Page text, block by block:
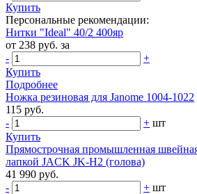
Купить
Персональные рекомендации:
Нитки "Ideal" 40/2 400яр
от 238 руб. за
-
+
Купить
Подробнее
Ножка резиновая для Janome 1004-1022
115 руб.
-
+ шт
Купить
Прямострочная промышленная
лапкой JACK JK-Н2 (голова)
41 990 руб.
-
+ шт